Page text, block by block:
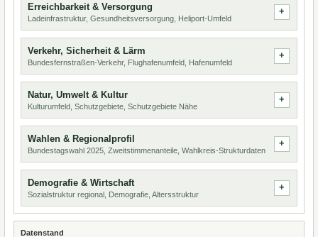
Erreichbarkeit & Versorgung
Ladeinfrastruktur, Gesundheitsversorgung, Heliport-Umfeld
Verkehr, Sicherheit & Lärm
Bundesfernstraßen-Verkehr, Flughafenumfeld, Hafenumfeld
Natur, Umwelt & Kultur
Kulturumfeld, Schutzgebiete, Schutzgebiete Nähe
Wahlen & Regionalprofil
Bundestagswahl 2025, Zweitstimmenanteile, Wahlkreis-Strukturdaten
Demografie & Wirtschaft
Sozialstruktur regional, Demografie, Altersstruktur
Datenstand